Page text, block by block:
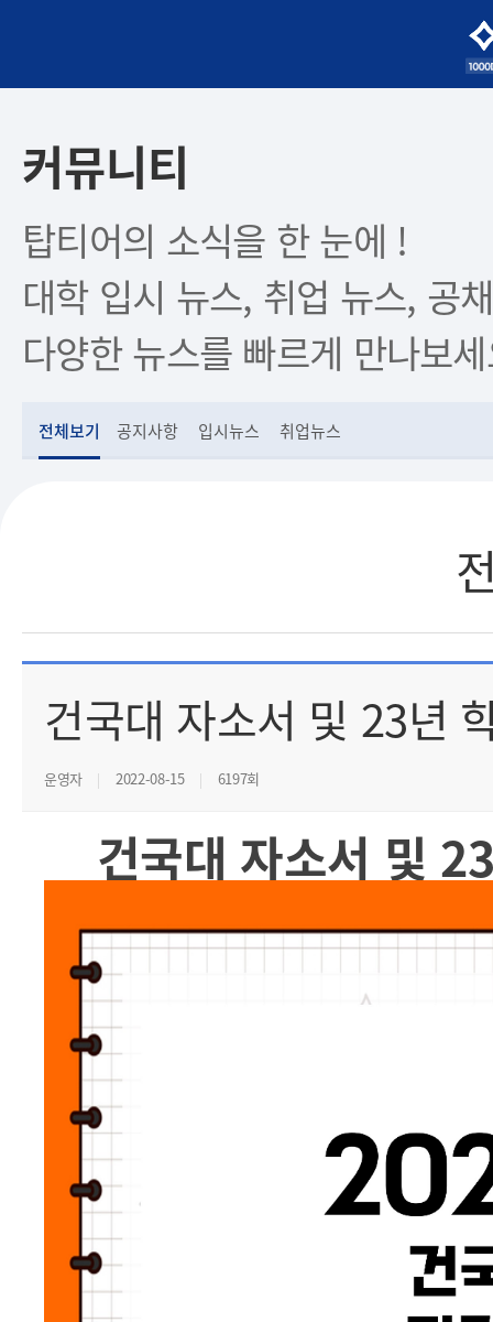
커뮤니티
탑티어의 소식을 한 눈에 !
대학 입시 뉴스, 취업 뉴스, 공
다양한 뉴스를 빠르게 만나보
전체보기 공지사항 입시뉴스 취업뉴스
건국대 자소서 및 23년
운영자 2022-08-15 6197회
건국대 자소서 및